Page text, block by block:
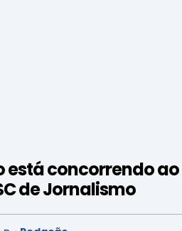
está concorrendo ao
de Jornalismo